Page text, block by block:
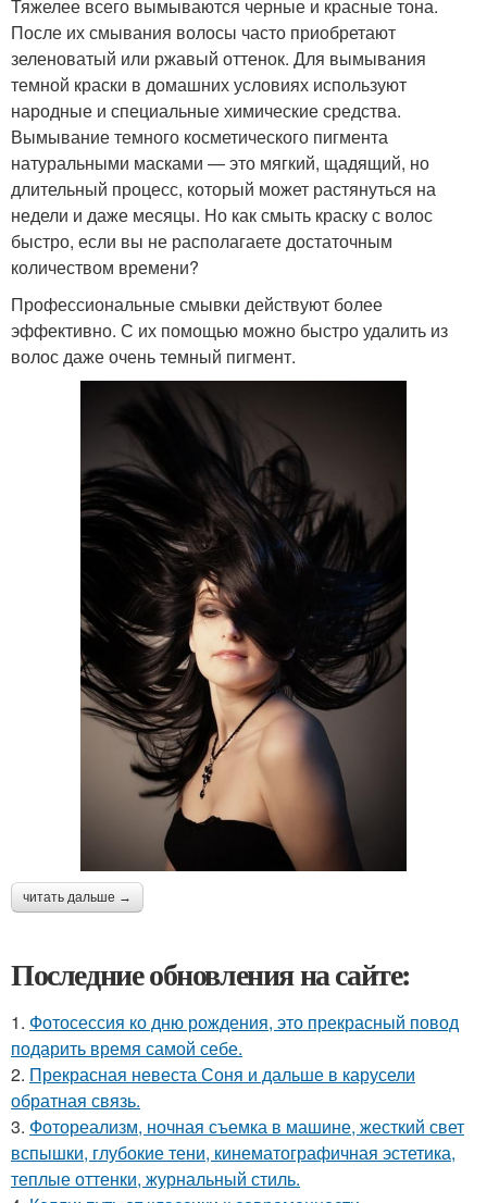
Тяжелее всего вымываются черные и красные тона.
После их смывания волосы часто приобретают
зеленоватый или ржавый оттенок. Для вымывания
темной краски в домашних условиях используют
народные и специальные химические средства.
Вымывание темного косметического пигмента
натуральными масками — это мягкий, щадящий, но
длительный процесс, который может растянуться на
недели и даже месяцы. Но как смыть краску с волос
быстро, если вы не располагаете достаточным
количеством времени?
Профессиональные смывки действуют более
эффективно. С их помощью можно быстро удалить из
волос даже очень темный пигмент.
читать дальше →
Последние обновления на сайте:
1. Фотосессия ко дню рождения, это прекрасный повод
подарить время самой себе.
2. Прекрасная невеста Соня и дальше в карусели
обратная связь.
3. Фотореализм, ночная съемка в машине, жесткий свет
вспышки, глубокие тени, кинематографичная эстетика,
теплые оттенки, журнальный стиль.